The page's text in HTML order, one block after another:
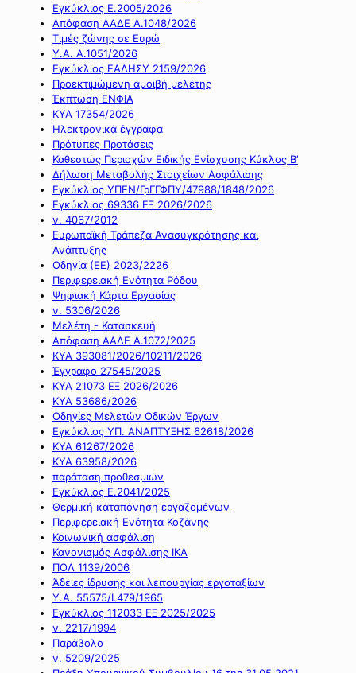
Εγκύκλιος Ε.2005/2026
Απόφαση ΑΑΔΕ Α.1048/2026
Τιμές ζώνης σε Ευρώ
Υ.Α. Α.1051/2026
Εγκύκλιος ΕΑΔΗΣΥ 2159/2026
Προεκτιμώμενη αμοιβή μελέτης
Έκπτωση ΕΝΦΙΑ
ΚΥΑ 17354/2026
Ηλεκτρονικά έγγραφα
Πρότυπες Προτάσεις
Καθεστώς Περιοχών Ειδικής Ενίσχυσης Κύκλος Β’
Δήλωση Μεταβολής Στοιχείων Ασφάλισης
Εγκύκλιος ΥΠΕΝ/ΓρΓΓΦΠΥ/47988/1848/2026
Εγκύκλιος 69336 ΕΞ 2026/2026
ν. 4067/2012
Ευρωπαϊκή Τράπεζα Ανασυγκρότησης και
Ανάπτυξης
Οδηγία (ΕΕ) 2023/2226
Περιφερειακή Ενότητα Ρόδου
Ψηφιακή Κάρτα Εργασίας
ν. 5306/2026
Μελέτη - Κατασκευή
Απόφαση ΑΑΔΕ Α.1072/2025
ΚΥΑ 393081/2026/10211/2026
Έγγραφο 27545/2025
ΚΥΑ 21073 ΕΞ 2026/2026
ΚΥΑ 53686/2026
Οδηγίες Μελετών Οδικών Έργων
Εγκύκλιος ΥΠ. ΑΝΑΠΤΥΞΗΣ 62618/2026
ΚΥΑ 61267/2026
ΚΥΑ 63958/2026
παράταση προθεσμιών
Εγκύκλιος Ε.2041/2025
Θερμική καταπόνηση εργαζομένων
Περιφερειακή Ενότητα Κοζάνης
Κοινωνική ασφάλιση
Κανονισμός Ασφάλισης ΙΚΑ
ΠΟΛ 1139/2006
Άδειες ίδρυσης και λειτουργίας εργοταξίων
Υ.Α. 55575/Ι.479/1965
Εγκύκλιος 112033 ΕΞ 2025/2025
ν. 2217/1994
Παράβολο
ν. 5209/2025